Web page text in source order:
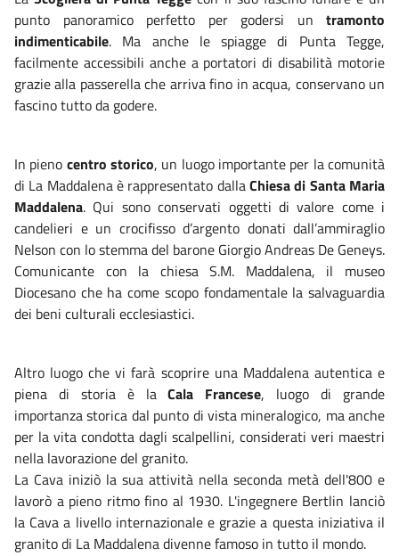
punto panoramico perfetto per godersi un tramonto
indimenticabile. Ma anche le spiagge di Punta Tegge,
facilmente accessibili anche a portatori di disabilità motorie
grazie alla passerella che arriva fino in acqua, conservano un
fascino tutto da godere.
In pieno centro storico, un luogo importante per la comunità
di La Maddalena è rappresentato dallaChiesa di Santa Maria
Maddalena. Qui sono conservati oggetti di valore come i
candelieri e un crocifisso d’argento donati dall’ammiraglio
Nelson con lo stemma del barone Giorgio Andreas De Geneys.
Comunicante con la chiesa S.M. Maddalena, il museo
Diocesano che ha come scopo fondamentale la salvaguardia
dei beni culturali ecclesiastici.
Altro luogo che vi farà scoprire una Maddalena autentica e
piena di storia è laCala Francese, luogo di grande
importanza storica dal punto di vista mineralogico, ma anche
per la vita condotta dagli scalpellini, considerati veri maestri
nella lavorazione del granito.
La Cava iniziò la sua attività nella seconda metà dell'800 e
lavorò a pieno ritmo fino al 1930. L'ingegnere Bertlin lanciò
la Cava a livello internazionale e grazie a questa iniziativa il
granito di La Maddalena divenne famoso in tutto il mondo.